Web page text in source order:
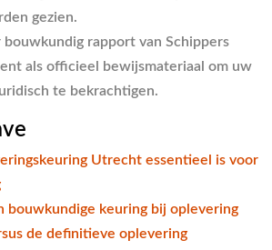
gezien.
rapport van Schippers
als officieel bewijsmateriaal om uw
te bekrachtigen.
Utrecht essentieel is voor
bouwkundige keuring bij oplevering
de definitieve oplevering